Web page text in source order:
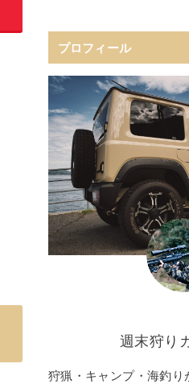
プロフィール
週末狩り
狩猟・キャンプ・海釣り